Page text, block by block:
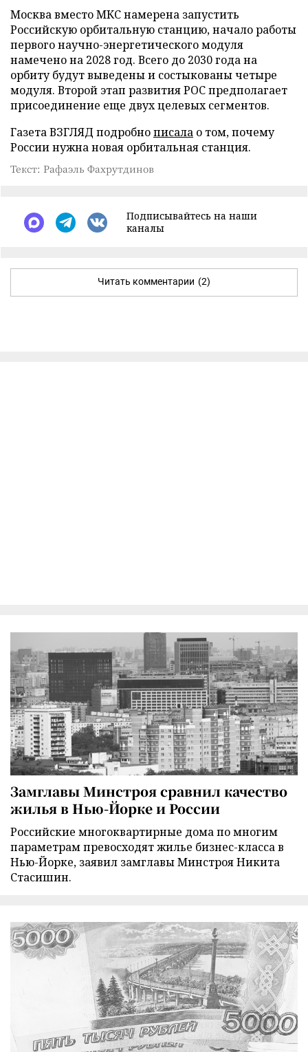
Москва вместо МКС намерена запустить
Российскую орбитальную станцию, начало работы
первого научно-энергетического модуля
намечено на 2028 год. Всего до 2030 года на
орбиту будут выведены и состыкованы четыре
модуля. Второй этап развития РОС предполагает
присоединение еще двух целевых сегментов.
Газета ВЗГЛЯД подробнописала о том, почему
России нужна новая орбитальная станция.
Текст: Рафаэль Фахрутдинов
Подписывайтесь на наши
каналы
Читать комментарии (2)
Замглавы Минстроя сравнил качество
жилья в Нью-Йорке и России
Российские многоквартирные дома по многим
параметрам превосходят жилье бизнес-класса в
Нью-Йорке, заявил замглавы Минстроя Никита
Стасишин.